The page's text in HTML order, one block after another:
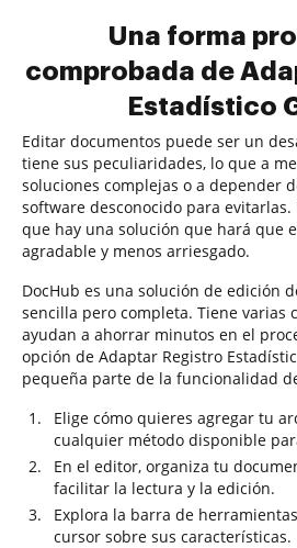
Una forma
comprobada de
Estadístico
Editar documentos puede ser un
tiene sus peculiaridades, lo que a
soluciones complejas o a depender
software desconocido para evitarlas.
que hay una solución que hará que
agradable y menos arriesgado.
DocHub es una solución de edición
sencilla pero completa. Tiene varias
ayudan a ahorrar minutos en el
opción de Adaptar Registro
pequeña parte de la funcionalidad
Elige cómo quieres agregar tu
cualquier método disponible
En el editor, organiza tu
facilitar la lectura y la edición.
Explora la barra de
cursor sobre sus características.